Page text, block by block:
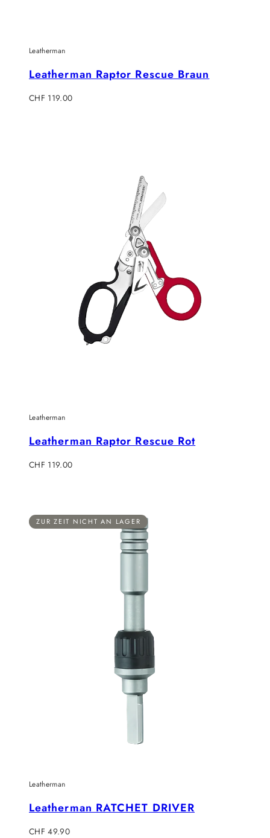
Leatherman
Leatherman Raptor Rescue Braun
Regulärer
CHF 119.00
Leatherman
Leatherman Raptor Rescue Rot
Regulärer
CHF 119.00
ZUR ZEIT NICHT AN LAGER
Leatherman
Leatherman RATCHET DRIVER
Regulärer
CHF 49.90